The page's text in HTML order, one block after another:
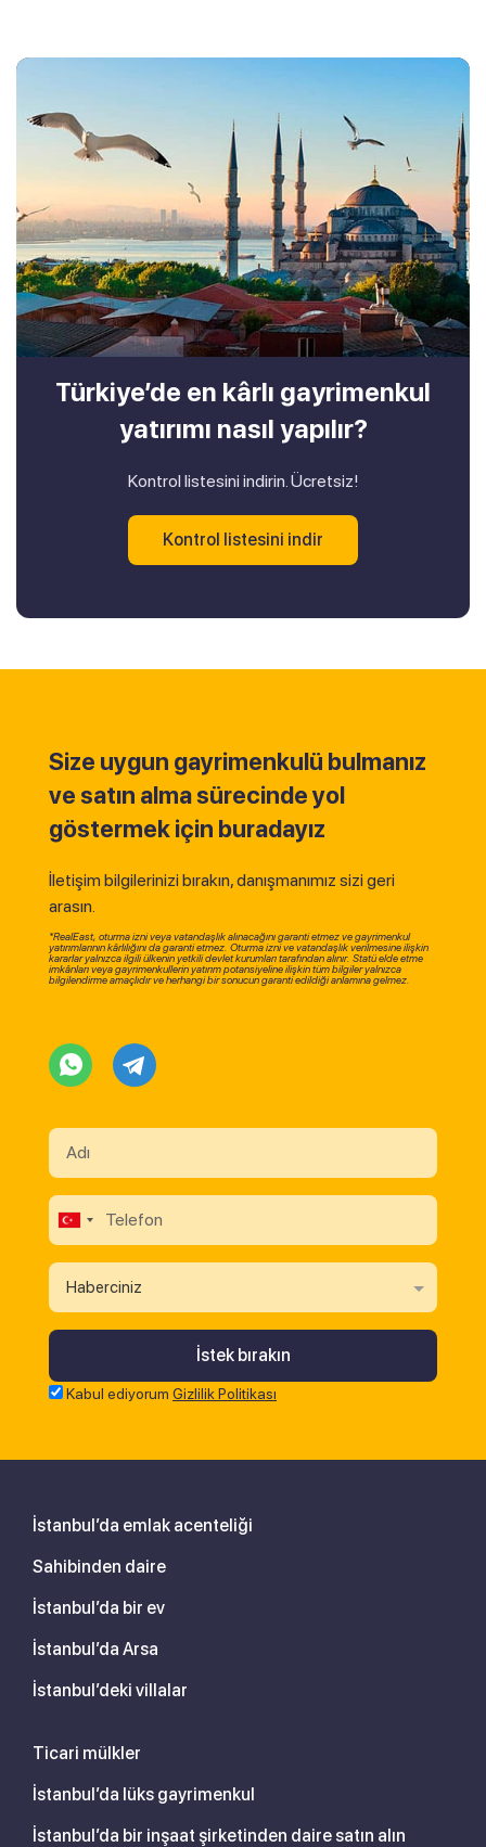
Türkiye’de en kârlı gayrimenkul
yatırımı nasıl yapılır?
Kontrol listesini indirin. Ücretsiz!
Kontrol listesini indir
Size uygun gayrimenkulü bulmanız
ve satın alma sürecinde yol
göstermek için buradayız
İletişim bilgilerinizi bırakın, danışmanımız sizi geri
arasın.
*RealEast, oturma izni veya vatandaşlık alınacağını garanti etmez ve gayrimenkul
yatırımlarının kârlılığını da garanti etmez. Oturma izni ve vatandaşlık verilmesine ilişkin
kararlar yalnızca ilgili ülkenin yetkili devlet kurumları tarafından alınır. Statü elde etme
imkânları veya gayrimenkullerin yatırım potansiyeline ilişkin tüm bilgiler yalnızca
bilgilendirme amaçlıdır ve herhangi bir sonucun garanti edildiği anlamına gelmez.
Haberciniz
Kabul ediyorum Gizlilik Politikası
İstanbul’da emlak acenteliği
Sahibinden daire
İstanbul’da bir ev
İstanbul’da Arsa
İstanbul’deki villalar
Ticari mülkler
İstanbul’da lüks gayrimenkul
İstanbul’da bir inşaat şirketinden daire satın alın